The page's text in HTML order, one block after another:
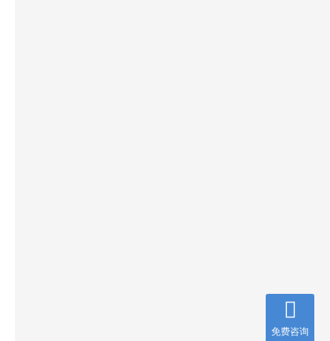
免费咨询